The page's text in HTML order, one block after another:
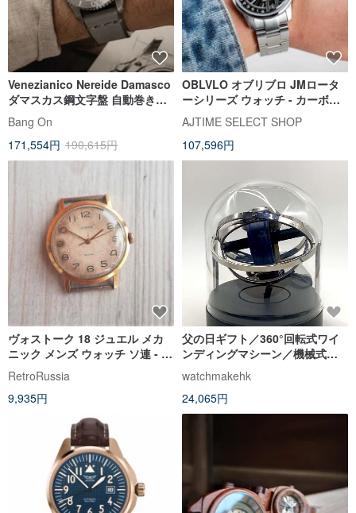
Venezianico Nereide Damasco
ダマスカス鋼文字盤 自動巻き機
械式腕時計 - 4521565
Bang On
171,554円 190,615円
OBLVLO オブリブロ JMロータ
ーシリーズ ウォッチ - カーボン
ブラック ステンレススチールバ
ンド
AJTIME SELECT SHOP
107,596円
ヴォストーク 18 ジュエル メカ
ニック メンズ ウォッチ ソ連 - ソ
ビエト手巻き腕時計ボストーク
RetroRussia
9,935円
父の日ギフト／360°回転式ワイ
ンディングマシーン／機械式腕
時計用／帯磁防止機能付き
watchmakehk
24,065円